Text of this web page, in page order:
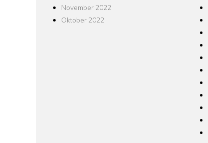
November 2022
Oktober 2022